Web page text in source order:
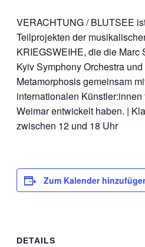
VERACHTUNG / BLUTSEE
Teilprojekten der
KRIEGSWEIHE, die die Marc
Kyiv Symphony Orchestra
Metamorphosis gemeinsam
internationalen Künstler:innen
Weimar entwickelt haben. |
zwischen 12 und 18 Uhr
Zum Kalender
DETAILS